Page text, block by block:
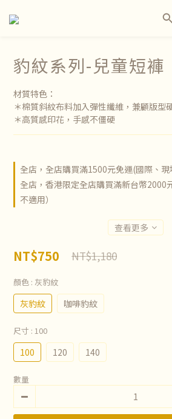
豹紋系列-兒童短褲
材質特色：
＊棉質斜紋布料加入彈性纖維，兼顧版型
＊高質感印花，手感不僵硬
全店，全店購買滿1500元免運(國際、
全店，香港限定全店購買滿新台幣2000
不適用）
查看更多
NT$750 NT$1,180
顏色 : 灰豹紋
灰豹紋 咖啡豹紋
尺寸 : 100
100 120 140
數量